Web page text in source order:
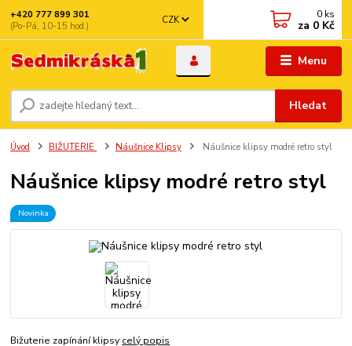
Menu
CZK
Hledat
+420 777 899 301
(Po-Pá, 10-15 hod.)
0 ks
za 0 Kč
Úvod BIŽUTERIE Náušnice Klipsy Náušnice klipsy modré retro styl
Náušnice klipsy modré retro styl
Novinka
Bižuterie zapínání klipsy celý popis